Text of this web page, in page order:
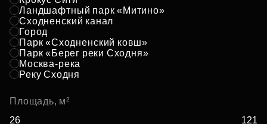
Ландшафтный парк «Митино»
Сходненский канал
Город
Парк «Сходненский ковш»
Парк «Берег реки Сходня»
Москва-река
Реку Сходня
Площадь, м²